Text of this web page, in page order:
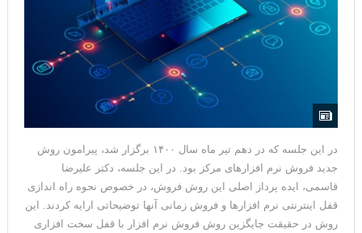
در این جلسه که در دهم تیر ماه سال ۱۴۰۰ برگزار شد، پیرامون روش
جدید فروش نرم افزارهای مرکز بود. در این جلسه، دکتر علیرضا
قاسمی، ایده پرداز اصلی این روش فروش، در خصوص نحوه راه اندازی
قفل اینترنتی نرم افزارها و فروش زمانی آنها توضیحاتی ارایه کردند. این